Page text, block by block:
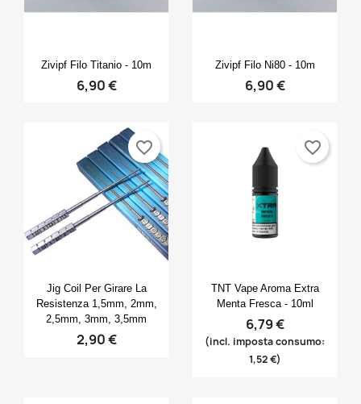
Anteprima
Zivipf Filo Titanio - 10m
6,90 €
Anteprima
Zivipf Filo Ni80 - 10m
6,90 €
Anteprima
Jig Coil Per Girare La
Resistenza 1,5mm, 2mm,
2,5mm, 3mm, 3,5mm
2,90 €
favorite_border
Anteprima
TNT Vape Aroma Extra
Menta Fresca - 10ml
6,79 €
(incl. imposta consumo:
1,52 €)
favorite_border